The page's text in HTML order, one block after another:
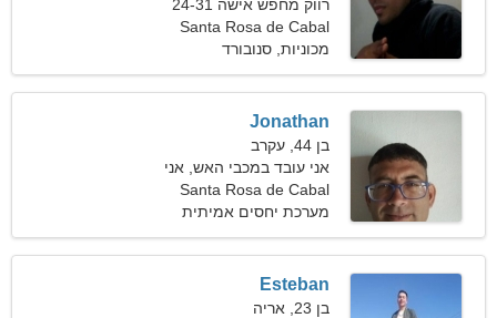
רווק מחפש אישה 24-31
Santa Rosa de Cabal
מכוניות, סנובורד
Jonathan
בן 44, עקרב
אני עובד במכבי האש, אני
צריך אישה מגניבה
Santa Rosa de Cabal
מערכת יחסים אמיתית
Esteban
בן 23, אריה